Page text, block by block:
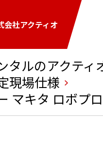
会社アクティオ
タルのアクティ
現場仕様
マキタ ロボプロ